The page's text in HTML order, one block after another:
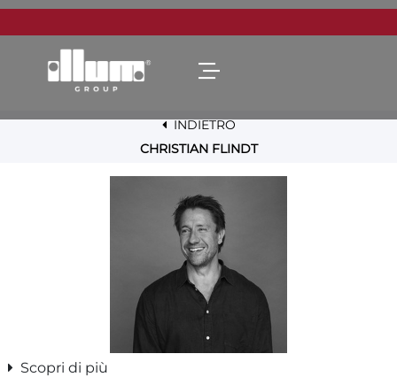
Open menu
INDIETRO
CHRISTIAN FLINDT
Scopri di più